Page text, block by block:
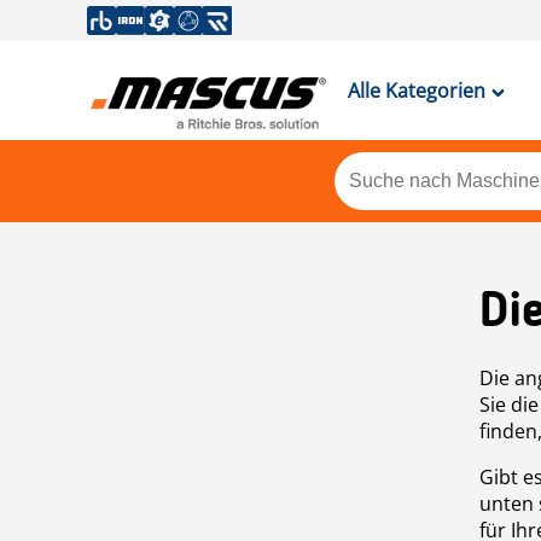
Alle Kategorien
Die
Sie
Gibt
unten
für